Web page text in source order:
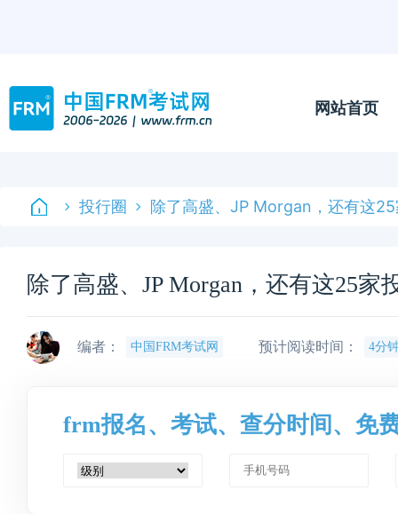
网站首页
投行圈 除了高盛、JP Morgan，还有这
除了高盛、JP Morgan，还有这25家
编者： 中国FRM考试网 预计阅读时间： 4分
frm报名、考试、查分时间、免